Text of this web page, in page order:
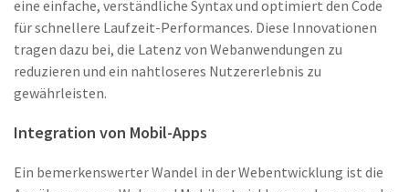
eine einfache, verständliche Syntax und optimiert den Code
für schnellere Laufzeit-Performances. Diese Innovationen
tragen dazu bei, die Latenz von Webanwendungen zu
reduzieren und ein nahtloseres Nutzererlebnis zu
gewährleisten.
Integration von Mobil-Apps
Ein bemerkenswerter Wandel in der Webentwicklung ist die